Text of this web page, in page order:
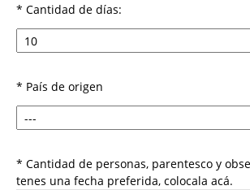
* Cantidad de días:
* País de origen
* Cantidad de personas, parentesco y
tenes una fecha preferida, colocala acá.